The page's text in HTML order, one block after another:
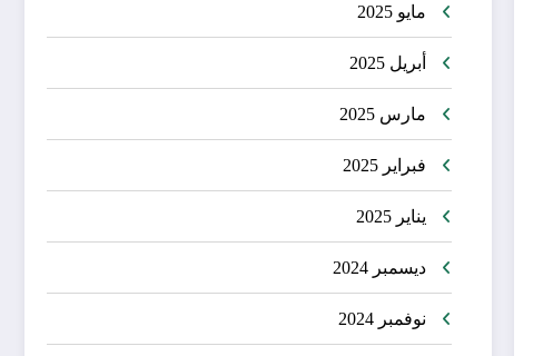
مايو 2025
أبريل 2025
مارس 2025
فبراير 2025
يناير 2025
ديسمبر 2024
نوفمبر 2024